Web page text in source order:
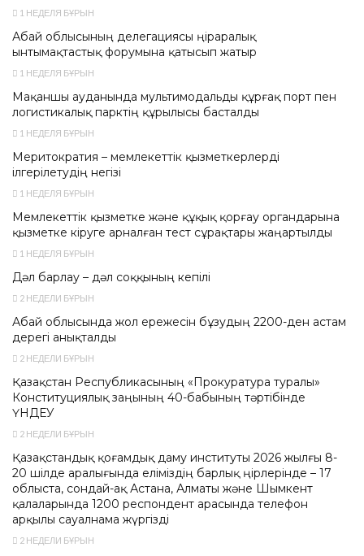
1 НЕДЕЛЯ БҰРЫН
Абай облысының делегациясы өңіраралық
ынтымақтастық форумына қатысып жатыр
1 НЕДЕЛЯ БҰРЫН
Мақаншы ауданында мультимодальды құрғақ порт пен
логистикалық парктің құрылысы басталды
1 НЕДЕЛЯ БҰРЫН
Меритократия – мемлекеттік қызметкерлерді
ілгерілетудің негізі
1 НЕДЕЛЯ БҰРЫН
Мемлекеттік қызметке және құқық қорғау органдарына
қызметке кіруге арналған тест сұрақтары жаңартылды
1 НЕДЕЛЯ БҰРЫН
Дәл барлау – дәл соққының кепілі
2 НЕДЕЛИ БҰРЫН
Абай облысында жол ережесін бұзудың 2200-ден астам
дерегі анықталды
2 НЕДЕЛИ БҰРЫН
Қазақстан Республикасының «Прокуратура туралы»
Конституциялық заңының 40-бабының тәртібінде
ҮНДЕУ
2 НЕДЕЛИ БҰРЫН
Қазақстандық қоғамдық даму институты 2026 жылғы 8-
20 шілде аралығында еліміздің барлық өңірлерінде – 17
облыста, сондай-ақ Астана, Алматы және Шымкент
қалаларында 1200 респондент арасында телефон
арқылы сауалнама жүргізді
2 НЕДЕЛИ БҰРЫН